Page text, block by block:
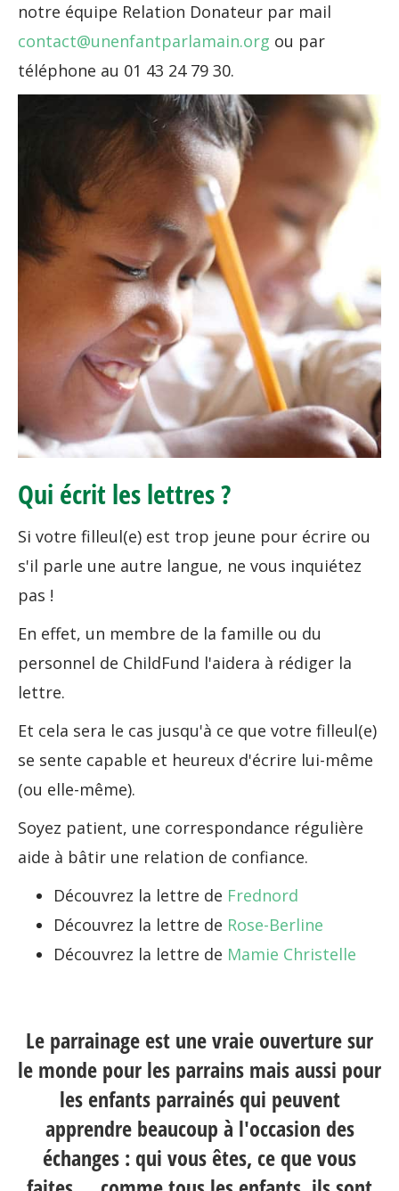
notre équipe Relation Donateur par mail
contact@unenfantparlamain.org ou par
téléphone au 01 43 24 79 30.
Qui écrit les lettres ?
Si votre filleul(e) est trop jeune pour écrire ou
s'il parle une autre langue, ne vous inquiétez
pas !
En effet, un membre de la famille ou du
personnel de ChildFund l'aidera à rédiger la
lettre.
Et cela sera le cas jusqu'à ce que votre filleul(e)
se sente capable et heureux d'écrire lui-même
(ou elle-même).
Soyez patient, une correspondance régulière
aide à bâtir une relation de confiance.
Découvrez la lettre de Frednord
Découvrez la lettre de Rose-Berline
Découvrez la lettre de Mamie Christelle
Le parrainage est une vraie ouverture sur
le monde pour les parrains mais aussi pour
les enfants parrainés qui peuvent
apprendre beaucoup à l'occasion des
échanges : qui vous êtes, ce que vous